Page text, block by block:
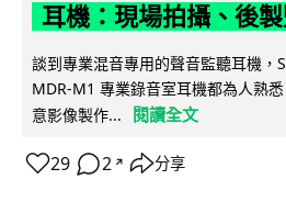
耳機：現場拍攝、後
談到專業混音專用的聲音監聽耳機，
MDR-M1 專業錄音室耳機都為人熟
意影像製作...
閱讀全文
29 2 ↗ 分享